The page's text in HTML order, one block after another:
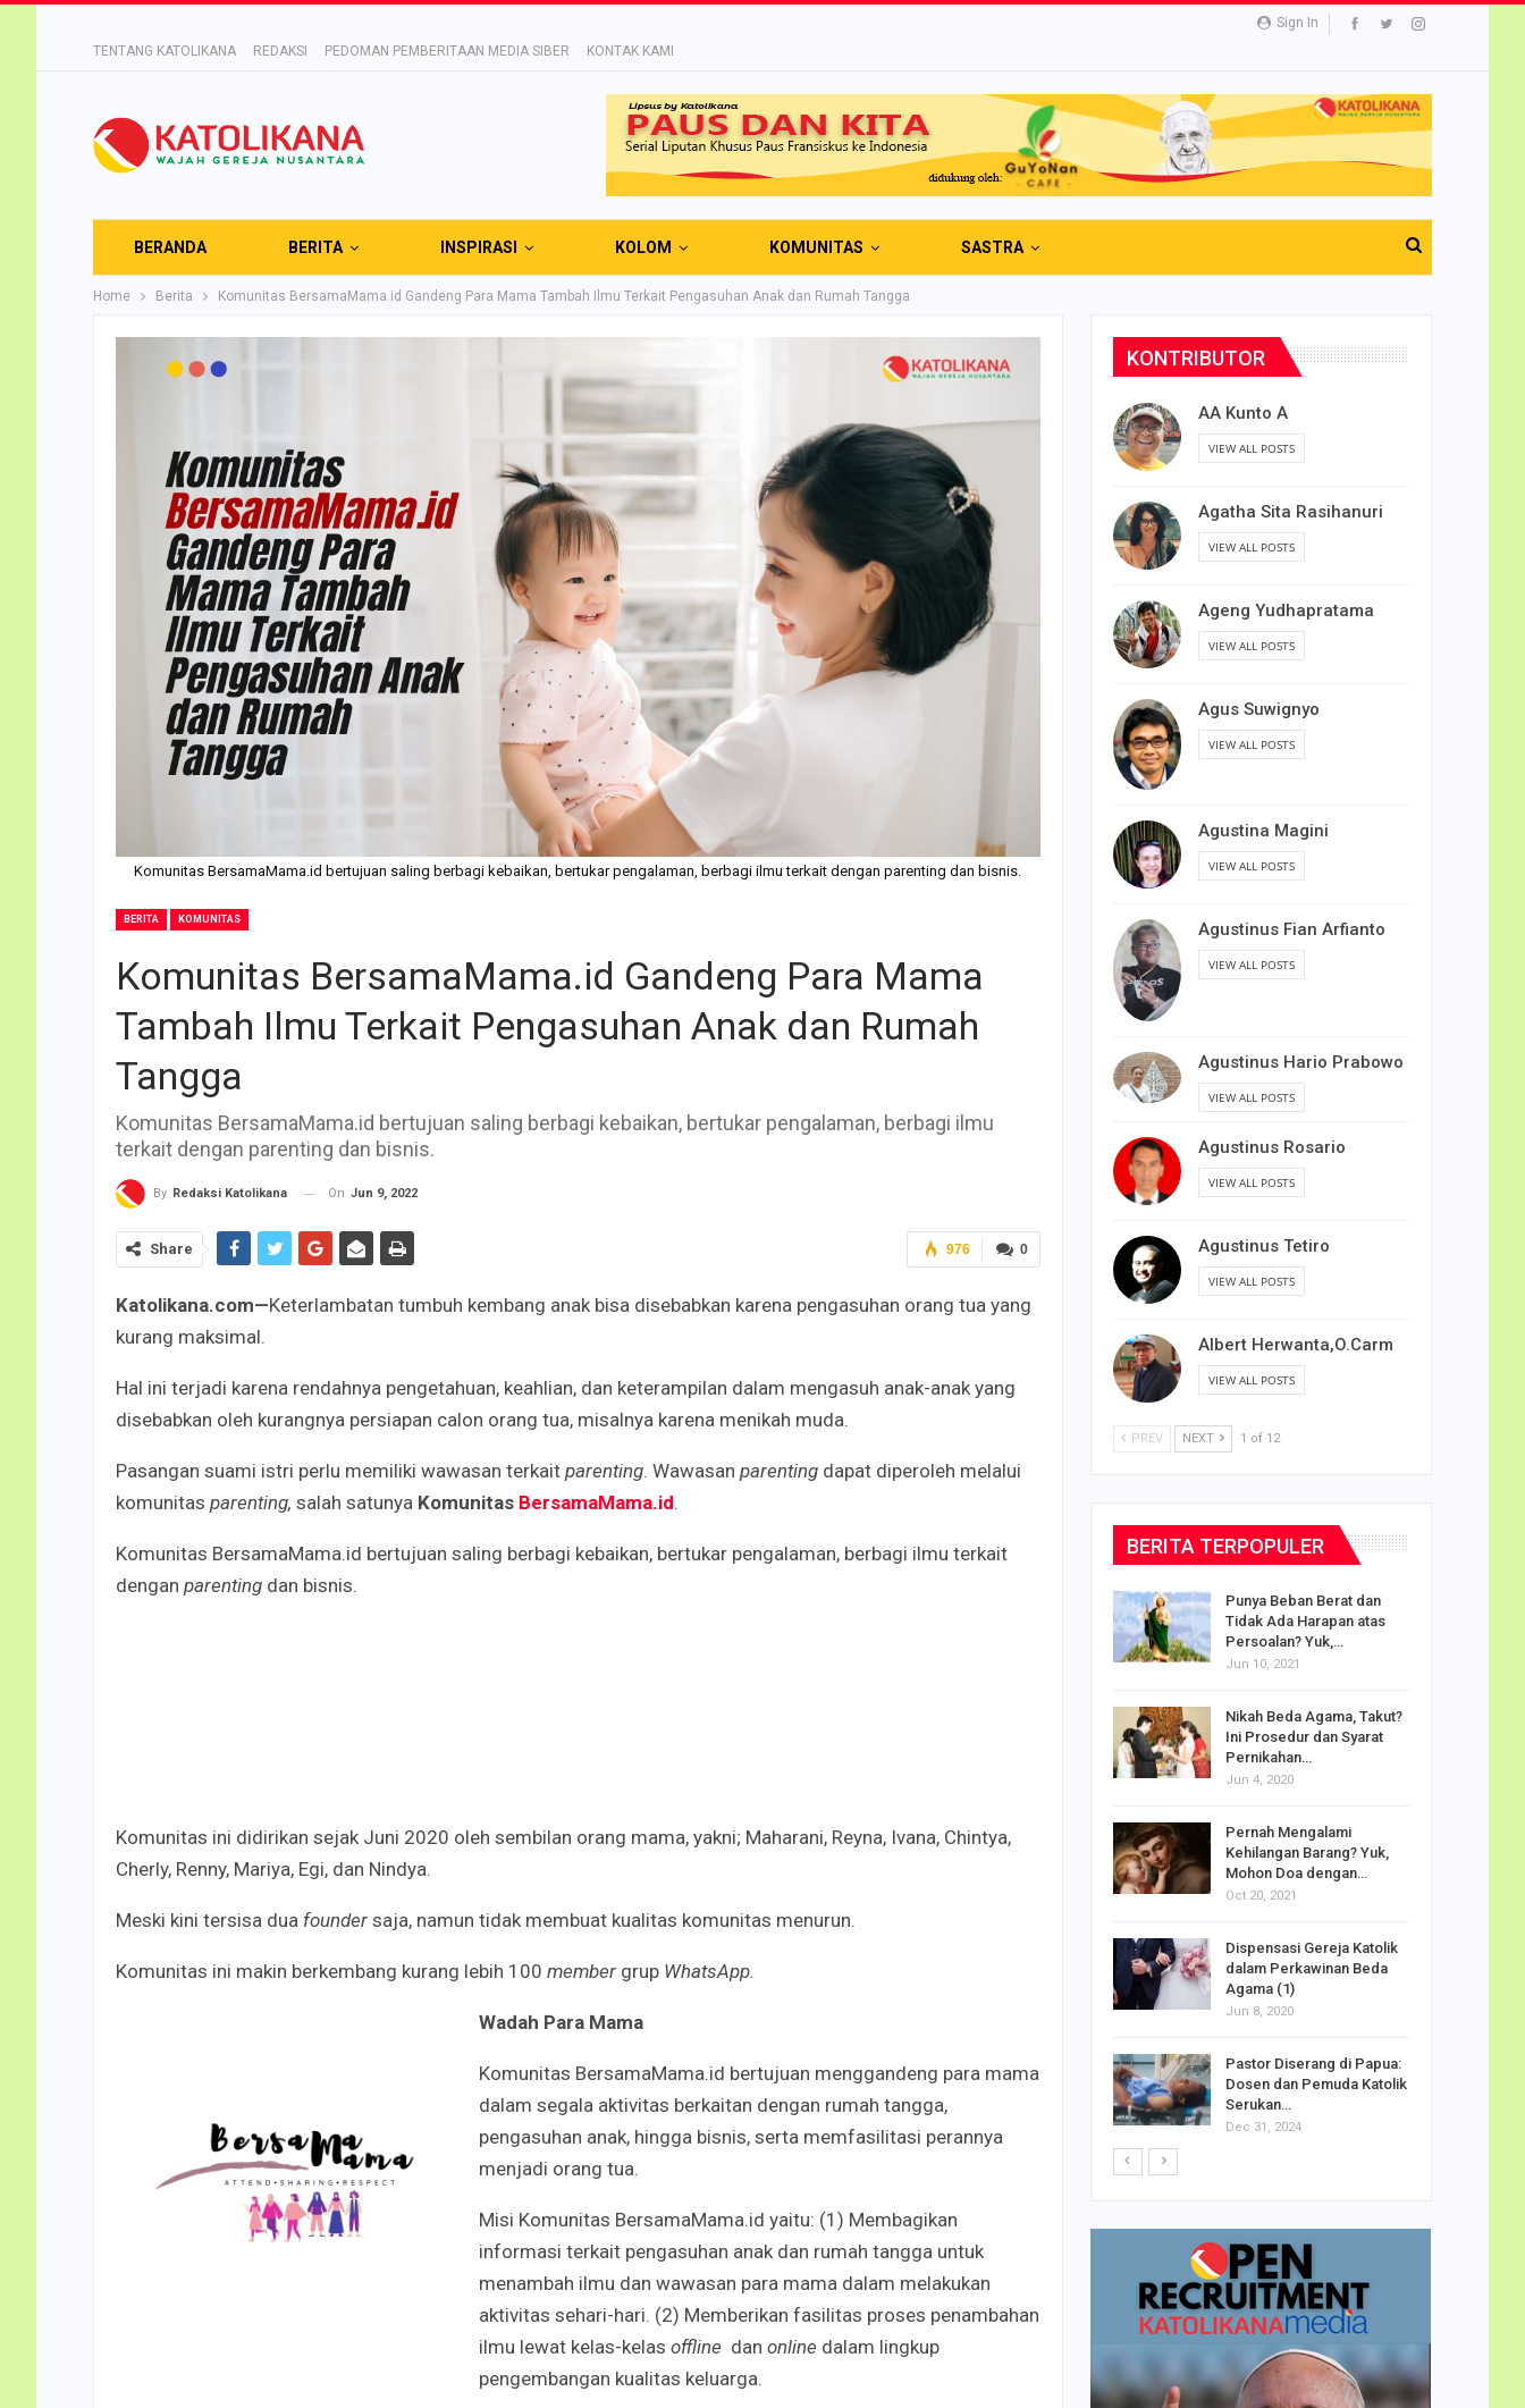
Sign In
TENTANG KATOLIKANA
REDAKSI PEDOMAN PEMBERITAAN MEDIA SIBER KONTAK KAMI
BERANDA BERITA INSPIRASI KOLOM KOMUNITAS SASTRA
Home Berita Komunitas BersamaMama.id Gandeng Para Mama Tambah Ilmu Terkait Pengasuhan Anak dan Rumah Tangga
Komunitas BersamaMama.id bertujuan saling berbagi kebaikan, bertukar pengalaman, berbagi ilmu terkait dengan parenting dan bisnis.
BERITA KOMUNITAS
Komunitas BersamaMama.id Gandeng Para Mama
Tambah Ilmu Terkait Pengasuhan Anak dan Rumah
Tangga
Komunitas BersamaMama.id bertujuan saling berbagi kebaikan, bertukar pengalaman, berbagi ilmu
terkait dengan parenting dan bisnis.
By Redaksi Katolikana On Jun 9, 2022
0
976
Share
Katolikana.com—Keterlambatan tumbuh kembang anak bisa disebabkan karena pengasuhan orang tua yang
kurang maksimal.
Hal ini terjadi karena rendahnya pengetahuan, keahlian, dan keterampilan dalam mengasuh anak-anak yang
disebabkan oleh kurangnya persiapan calon orang tua, misalnya karena menikah muda.
Pasangan suami istri perlu memiliki wawasan terkait parenting. Wawasan parenting dapat diperoleh melalui
komunitas parenting, salah satunya Komunitas BersamaMama.id.
Komunitas BersamaMama.id bertujuan saling berbagi kebaikan, bertukar pengalaman, berbagi ilmu terkait
dengan parenting dan bisnis.
Komunitas ini didirikan sejak Juni 2020 oleh sembilan orang mama, yakni; Maharani, Reyna, Ivana, Chintya,
Cherly, Renny, Mariya, Egi, dan Nindya.
Meski kini tersisa dua founder saja, namun tidak membuat kualitas komunitas menurun.
Komunitas ini makin berkembang kurang lebih 100 member grup WhatsApp.
Wadah Para Mama
Komunitas BersamaMama.id bertujuan menggandeng para mama
dalam segala aktivitas berkaitan dengan rumah tangga,
pengasuhan anak, hingga bisnis, serta memfasilitasi perannya
menjadi orang tua.
Misi Komunitas BersamaMama.id yaitu: (1) Membagikan
informasi terkait pengasuhan anak dan rumah tangga untuk
menambah ilmu dan wawasan para mama dalam melakukan
aktivitas sehari-hari. (2) Memberikan fasilitas proses penambahan
ilmu lewat kelas-kelas offline dan online dalam lingkup
pengembangan kualitas keluarga.
KONTRIBUTOR
AA Kunto A
VIEW ALL POSTS
Agatha Sita Rasihanuri
VIEW ALL POSTS
Ageng Yudhapratama
VIEW ALL POSTS
Agus Suwignyo
VIEW ALL POSTS
Agustina Magini
VIEW ALL POSTS
Agustinus Fian Arfianto
VIEW ALL POSTS
Agustinus Hario Prabowo
VIEW ALL POSTS
Agustinus Rosario
VIEW ALL POSTS
Agustinus Tetiro
VIEW ALL POSTS
Albert Herwanta,O.Carm
VIEW ALL POSTS
PREV NEXT 1 of 12
BERITA TERPOPULER
Acutis, Menjadi Kudus di
Perempuan Buddha…
Oct 21, 2024
Punya Beban Berat dan
Tidak Ada Harapan atas
Persoalan? Yuk,…
Jun 10, 2021
Nikah Beda Agama, Takut?
Ini Prosedur dan Syarat
Pernikahan…
Jun 4, 2020
Pernah Mengalami
Kehilangan Barang? Yuk,
Mohon Doa dengan…
Oct 20, 2021
Dispensasi Gereja Katolik
dalam Perkawinan Beda
Agama (1)
Jun 8, 2020
Pastor Diserang di Papua:
Dosen dan Pemuda Katolik
Serukan…
Dec 31, 2024